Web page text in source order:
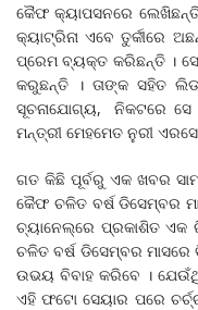
କୈଫ କ୍ୟାପସନରେ
କ୍ୟାଟ୍ରିନା ଏବେ ତୁର୍କୀରେ
ପ୍ରେମ ବ୍ୟକ୍ତ କରିଛନ୍ତି । ସେ
କରୁଛନ୍ତି । ତାଙ୍କ ସହିତ
ସୂଚନାଯୋଗ୍ୟ, ନିକଟରେ ସେ
ମନ୍ତ୍ରୀ ମେହମେତ ନୁରୀ
ଗତ କିଛି ପୂର୍ବରୁ ଏକ ଖବର
କୈଫ ଚଳିତ ବର୍ଷ ଡିସେମ୍ବର
ଚ୍ୟାନେଲ୍‌ରେ ପ୍ରକାଶିତ ଏକ
ଚଳିତ ବର୍ଷ ଡିସେମ୍ବର
ଉଭୟ ବିବାହ କରିବେ ।
ଏହି ଫଟୋ ସେୟାର ପରେ